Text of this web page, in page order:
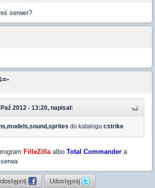
serwer?
2012 - 13:20, napisał:
do katalogu cstrike
FilleZillaalbo Total Commander a
Udostępnij